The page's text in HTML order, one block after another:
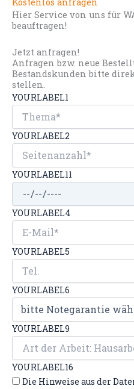
Hier Service von uns für
beauftragen!
Jetzt anfragen!
Anfragen bzw. neue
Bestandskunden bitte
stellen.
YOURLABEL1
YOURLABEL2
YOURLABEL11
YOURLABEL4
YOURLABEL5
YOURLABEL6
YOURLABEL9
YOURLABEL16
Die Hinweise aus der